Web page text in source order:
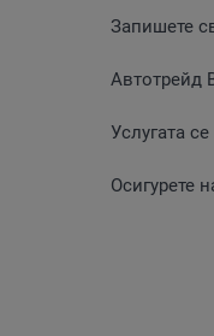
Запишете
Автотрейд
Услугата
Осигурете